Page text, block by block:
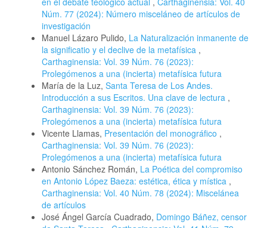
Núm. 77 (2024): Número misceláneo de artículos de
investigación
Manuel Lázaro Pulido, La Naturalización inmanente de
la significatio y el declive de la metafísica ,
Carthaginensia: Vol. 39 Núm. 76 (2023):
Prolegómenos a una (incierta) metafísica futura
María de la Luz, Santa Teresa de Los Andes.
Introducción a sus Escritos. Una clave de lectura ,
Carthaginensia: Vol. 39 Núm. 76 (2023):
Prolegómenos a una (incierta) metafísica futura
Vicente Llamas, Presentación del monográfico ,
Carthaginensia: Vol. 39 Núm. 76 (2023):
Prolegómenos a una (incierta) metafísica futura
Antonio Sánchez Román, La Poética del compromiso
en Antonio López Baeza: estética, ética y mística ,
Carthaginensia: Vol. 40 Núm. 78 (2024): Miscelánea
de artículos
José Ángel García Cuadrado, Domingo Báñez, censor